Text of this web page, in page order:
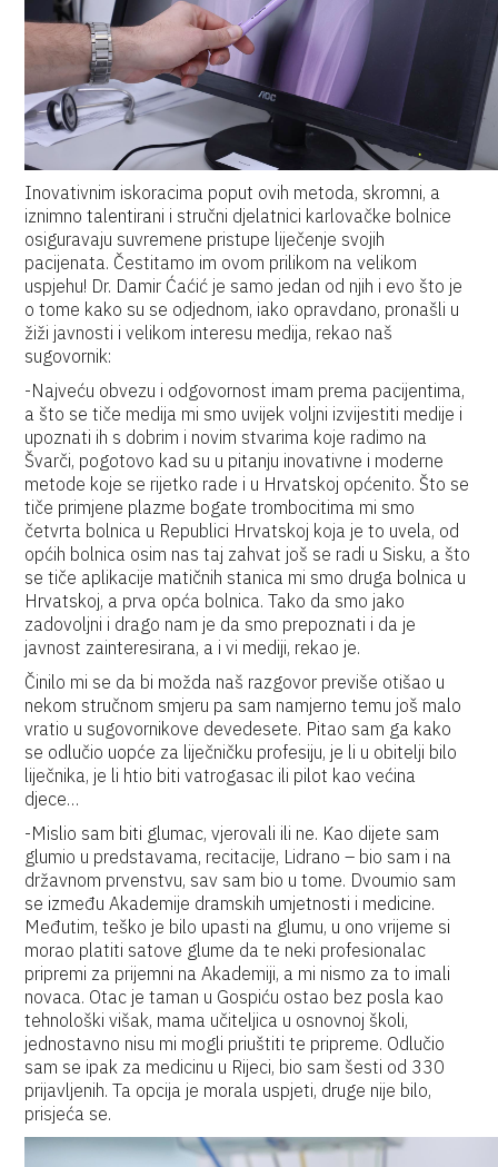
Inovativnim iskoracima poput ovih metoda, skromni, a
iznimno talentirani i stručni djelatnici karlovačke bolnice
osiguravaju suvremene pristupe liječenje svojih
pacijenata. Čestitamo im ovom prilikom na velikom
uspjehu! Dr. Damir Ćaćić je samo jedan od njih i evo što je
o tome kako su se odjednom, iako opravdano, pronašli u
žiži javnosti i velikom interesu medija, rekao naš
sugovornik:
-Najveću obvezu i odgovornost imam prema pacijentima,
a što se tiče medija mi smo uvijek voljni izvijestiti medije i
upoznati ih s dobrim i novim stvarima koje radimo na
Švarči, pogotovo kad su u pitanju inovativne i moderne
metode koje se rijetko rade i u Hrvatskoj općenito. Što se
tiče primjene plazme bogate trombocitima mi smo
četvrta bolnica u Republici Hrvatskoj koja je to uvela, od
općih bolnica osim nas taj zahvat još se radi u Sisku, a što
se tiče aplikacije matičnih stanica mi smo druga bolnica u
Hrvatskoj, a prva opća bolnica. Tako da smo jako
zadovoljni i drago nam je da smo prepoznati i da je
javnost zainteresirana, a i vi mediji, rekao je.
Činilo mi se da bi možda naš razgovor previše otišao u
nekom stručnom smjeru pa sam namjerno temu još malo
vratio u sugovornikove devedesete. Pitao sam ga kako
se odlučio uopće za liječničku profesiju, je li u obitelji bilo
liječnika, je li htio biti vatrogasac ili pilot kao većina
djece…
-Mislio sam biti glumac, vjerovali ili ne. Kao dijete sam
glumio u predstavama, recitacije, Lidrano – bio sam i na
državnom prvenstvu, sav sam bio u tome. Dvoumio sam
se između Akademije dramskih umjetnosti i medicine.
Međutim, teško je bilo upasti na glumu, u ono vrijeme si
morao platiti satove glume da te neki profesionalac
pripremi za prijemni na Akademiji, a mi nismo za to imali
novaca. Otac je taman u Gospiću ostao bez posla kao
tehnološki višak, mama učiteljica u osnovnoj školi,
jednostavno nisu mi mogli priuštiti te pripreme. Odlučio
sam se ipak za medicinu u Rijeci, bio sam šesti od 330
prijavljenih. Ta opcija je morala uspjeti, druge nije bilo,
prisjeća se.